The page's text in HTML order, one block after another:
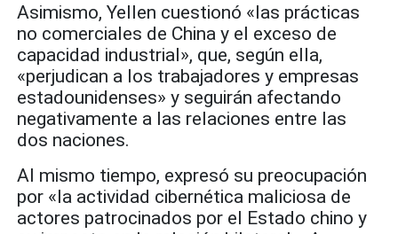
Asimismo, Yellen cuestionó «las prácticas
no comerciales de China y el exceso de
capacidad industrial», que, según ella,
«perjudican a los trabajadores y empresas
estadounidenses» y seguirán afectando
negativamente a las relaciones entre las
dos naciones.
Al mismo tiempo, expresó su preocupación
por «la actividad cibernética maliciosa de
actores patrocinados por el Estado chino y